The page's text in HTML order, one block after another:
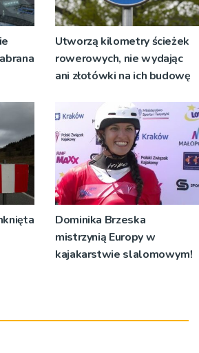
Utworzą kilometry ścieżek
rowerowych, nie wydając
ani złotówki na ich budowę
Dominika Brzeska
mistrzynią Europy w
kajakarstwie slalomowym!